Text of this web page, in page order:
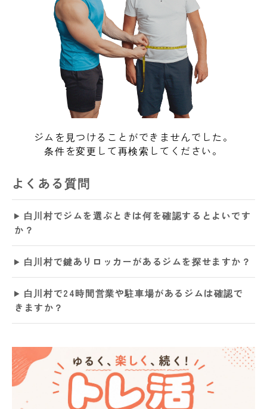
ジムを見つけることができませんでした。
条件を変更して再検索してください。
よくある質問
白川村でジムを選ぶときは何を確認するとよいです
か？
白川村で鍵ありロッカーがあるジムを探せますか？
白川村で24時間営業や駐車場があるジムは確認で
きますか？